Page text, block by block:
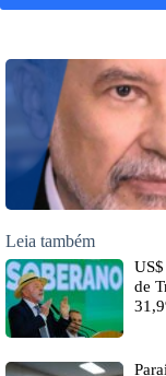
Leia também
de